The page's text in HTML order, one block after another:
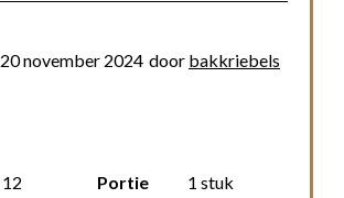
20 november 2024 door bakkriebels
12 Portie
1 stuk